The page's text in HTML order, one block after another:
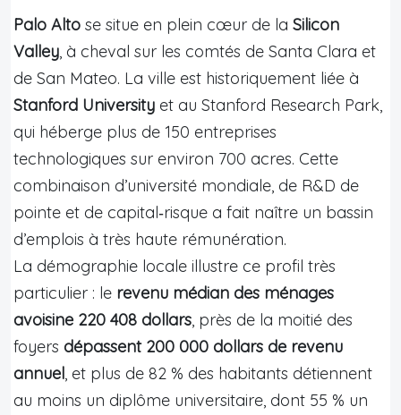
Palo Alto se situe en plein cœur de la Silicon
Valley, à cheval sur les comtés de Santa Clara et
de San Mateo. La ville est historiquement liée à
Stanford University et au Stanford Research Park,
qui héberge plus de 150 entreprises
technologiques sur environ 700 acres. Cette
combinaison d’université mondiale, de R&D de
pointe et de capital‑risque a fait naître un bassin
d’emplois à très haute rémunération.
La démographie locale illustre ce profil très
particulier : le revenu médian des ménages
avoisine 220 408 dollars, près de la moitié des
foyers dépassent 200 000 dollars de revenu
annuel, et plus de 82 % des habitants détiennent
au moins un diplôme universitaire, dont 55 % un